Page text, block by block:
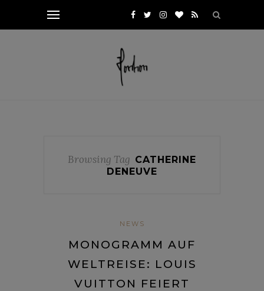
Browsing Tag CATHERINE
DENEUVE
NEWS
MONOGRAMM AUF
WELTREISE: LOUIS
VUITTON FEIERT